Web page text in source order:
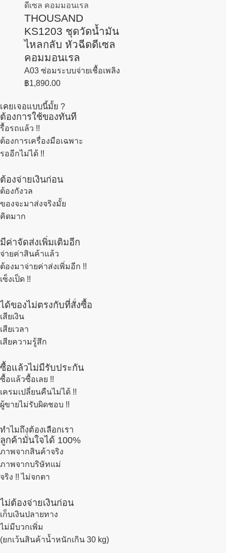
THOUSAND
KS1203 ชุดวัดน้ำมัน
ไหลกลับ หัวฉีดดีเซล
คอมมอนเรล
A03 ซ่อมระบบจ่ายเชื้อเพลิง
฿1,890.00
เคยเจอแบบนี้มั้ย ?
ต้องการใช้ของทันที
รื้อรถแล้ว !!
ต้องการเครื่องมือเฉพาะ
รออีกไม่ได้ !!
ต้องจ่ายเงินก่อน
ต้องกังวล
ของจะมาส่งจริงมั้ย
คิดมาก
มีค่าจัดส่งเพิ่มเติมอีก
จ่ายค่าสินค้าแล้ว
ต้องมาจ่ายค่าส่งเพิ่มอีก !!
เซ็งเป็ด !!
ได้ของไม่ตรงกับที่สั่งซื้อ
เสียเงิน
เสียเวลา
เสียความรู้สึก
ซื้อแล้วไม่มีรับประกัน
ซื้อแล้วซื้อเลย !!
เครมเปลี่ยนคืนไม่ได้ !!
ผู้ขายไม่รับผิดชอบ !!
ทำไมถึงต้องเลือกเรา
ลูกค้ามั่นใจได้ 100%
ภาพจากสินค้าจริง
ภาพจากบริษัทแม่
จริง !! ไม่จกตา
ไม่ต้องจ่ายเงินก่อน
เก็บเงินปลายทาง
ไม่มีบวกเพิ่ม
(ยกเว้นสินค้าน้ำหนักเกิน 30 kg)